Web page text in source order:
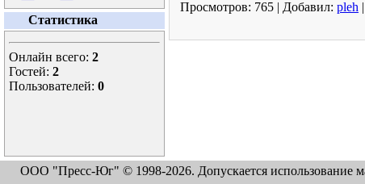
Статистика
Онлайн всего: 2
Гостей: 2
Пользователей: 0
Просмотров: 765 | Добавил: pleh |
ООО "Пресс-Юг" © 1998-2026. Допускается использование